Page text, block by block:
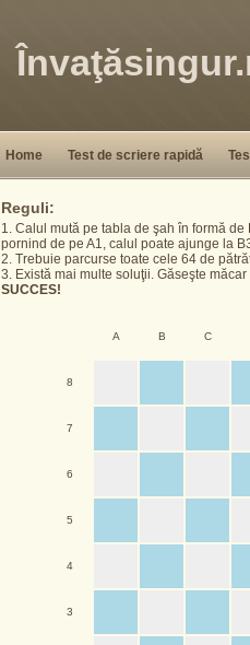
Home Test de scriere rapidă
Reguli:
1. Calul mută pe tabla de şah în formă
pornind de pe A1, calul poate ajunge la
2. Trebuie parcurse toate cele 64 de
3. Există mai multe soluţii. Găseşte
SUCCES!
A B C
8
7
6
5
4
3